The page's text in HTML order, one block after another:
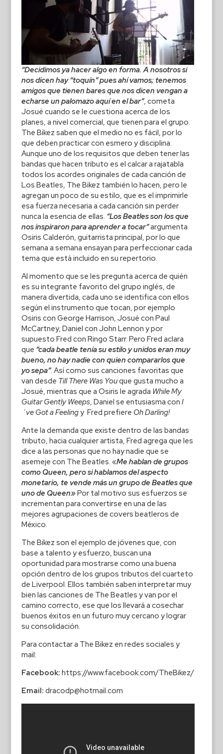
“Decidimos ya hacer algo en forma. A nosotros si
nos dicen hay “toquín” pues ahí vamos; tenemos
amigos que tienen bares que nos dicen vengan a
echarse un palomazo aquí en el bar”, cometa
Josué cuando se le cuestiona acerca de los
planes, a nivel comercial, que tienen para el grupo.
The Bikez saben que el medio no es fácil, por lo
que deben practicar con esmero y disciplina.
Aunque uno de los requisitos que deben tener las
bandas que hacen tributo es el calcar a rajatabla
todos los acordes originales de cada canción de
Los Beatles, The Bikez también lo hacen, pero le
agregan un poco de su estilo, que es el imprimirle
esa fuerza necesaria a cada canción sin perder
nunca la esencia de ellas. “Los Beatles son los que
nos inspiraron para aprender a tocar”argumenta
Osiris Calderón, guitarrista principal, por lo que
semana a semana ensayan para perfeccionar cada
tema que está incluido en su repertorio.
Al momento que se les pregunta acerca de quién
es su integrante favorito del grupo inglés, de
manera divertida, cada uno se identifica con ellos
según el instrumento que tocan, por ejemplo
Osiris con George Harrison, Josué con Paul
McCartney, Daniel con John Lennon y por
supuesto Fred con Ringo Starr. Pero Fred aclara
que “cada beatle tenía su estilo y unidos eran muy
bueno, no hay nadie con quien compararlos que
yo sepa”. Así como sus canciones favoritas que
van desde Till There Was Youque gusta mucho a
Josué, mientras que a Osiris le agrada While My
Guitar Gently Weeps, Daniel se entusiasma con I
´ve Got a Feelingy Fred prefiere Oh Darling!
Ante la demanda que existe dentro de las bandas
tributo, hacia cualquier artista, Fred agrega que les
dice a las personas que no hay nadie que se
asemeje con The Beatles. «Me hablan de grupos
como Queen, pero si hablamos del aspecto
monetario, te vende más un grupo de Beatles que
uno de Queen»Por tal motivo sus esfuerzos se
incrementan para convertirse en una de las
mejores agrupaciones de covers beatleros de
México.
The Bikez son el ejemplo de jóvenes que, con
base a talento y esfuerzo, buscan una
oportunidad para mostrarse como una buena
opción dentro de los grupos tributos del cuarteto
de Liverpool. Ellos también saben interpretar muy
bien las canciones de The Beatles y van por el
camino correcto, ese que los llevará a cosechar
buenos éxitos en un futuro muy cercano y lograr
su consolidación.
Para contactar a The Bikez en redes sociales y
mail:
Facebook: https://www.facebook.com/TheBikez/
Email: dracodp@hotmail.com